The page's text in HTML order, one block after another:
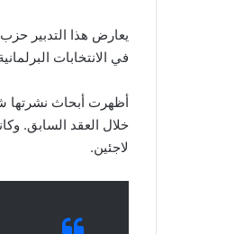
في الانتخابات
أظهرت أبحاث نشرتها
خلال العقد السابق.
لاجئين.